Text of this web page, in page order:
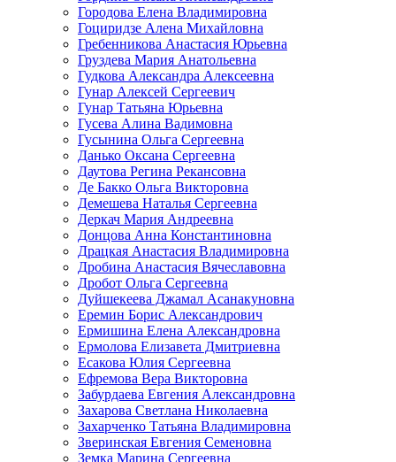
Городова Елена Владимировна
Гоциридзе Алена Михайловна
Гребенникова Анастасия Юрьевна
Груздева Мария Анатольевна
Гудкова Александра Алексеевна
Гунар Алексей Сергеевич
Гунар Татьяна Юрьевна
Гусева Алина Вадимовна
Гусынина Ольга Сергеевна
Данько Оксана Сергеевна
Даутова Регина Рекансовна
Де Бакко Ольга Викторовна
Демешева Наталья Сергеевна
Деркач Мария Андреевна
Донцова Анна Константиновна
Драцкая Анастасия Владимировна
Дробина Анастасия Вячеславовна
Дробот Ольга Сергеевна
Дуйшекеева Джамал Асанакуновна
Еремин Борис Александрович
Ермишина Елена Александровна
Ермолова Елизавета Дмитриевна
Есакова Юлия Сергеевна
Ефремова Вера Викторовна
Забурдаева Евгения Александровна
Захарова Светлана Николаевна
Захарченко Татьяна Владимировна
Зверинская Евгения Семеновна
Земка Марина Сергеевна